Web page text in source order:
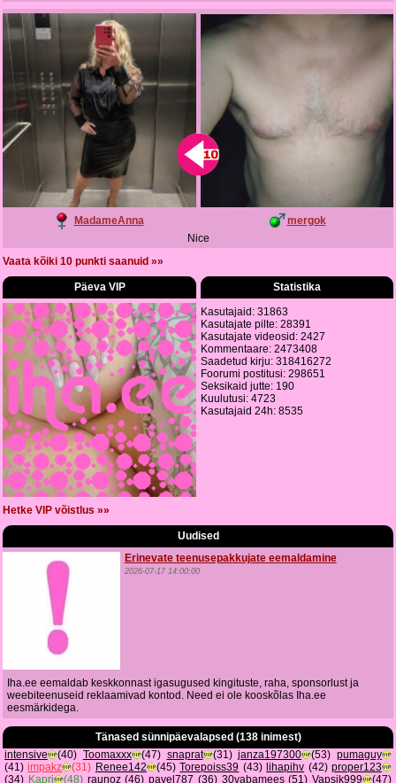
MadameAnna
mergok
Nice
Vaata kõiki 10 punkti saanuid »»
Päeva VIP
Hetke VIP võistlus »»
Statistika
Kasutajaid: 31863
Kasutajate pilte: 28391
Kasutajate videosid: 2427
Kommentaare: 2473408
Saadetud kirju: 318416272
Foorumi postitusi: 298651
Seksikaid jutte: 190
Kuulutusi: 4723
Kasutajaid 24h: 8535
Uudised
Erinevate teenusepakkujate eemaldamine
2026-07-17 14:00:00
Iha.ee eemaldab keskkonnast igasugused kingituste, raha, sponsorlust ja
weebiteenuseid reklaamivad kontod. Need ei ole kooskõlas Iha.ee
eesmärkidega.
Tänased sünnipäevalapsed (138 inimest)
intensive
(40) Toomaxxx (47) snaprat (31) janza197300 (53) pumaguy
(41) impakz (31) Renee142 (45) Torepoiss39 (43) lihapihv (42) proper123
(34) Kapri (48) raunoz(46) pavel787 (36) 30vabamees(51) Vapsik999 (47)